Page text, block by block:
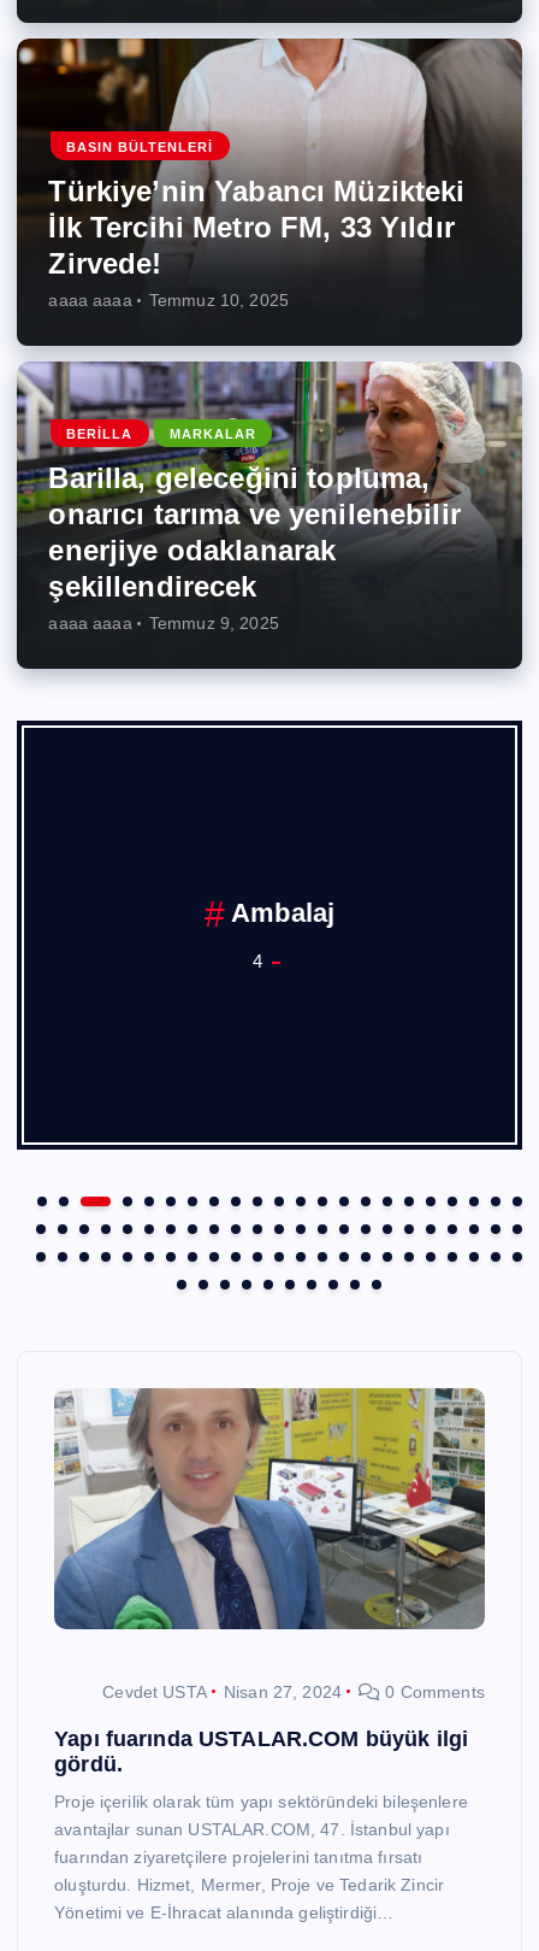
BASIN BÜLTENLERI
Türkiye’nin Yabancı Müzikteki
İlk Tercihi Metro FM, 33 Yıldır
Zirvede!
aaaa aaaa Temmuz 10, 2025
BERILLA MARKALAR
Barilla, geleceğini topluma,
onarıcı tarıma ve yenilenebilir
enerjiye odaklanarak
şekillendirecek
aaaa aaaa Temmuz 9, 2025
Ambalaj
4
Cevdet USTA Nisan 27, 2024 0 Comments
Yapı fuarında USTALAR.COM büyük ilgi
gördü.
Proje içerilik olarak tüm yapı sektöründeki bileşenlere
avantajlar sunan USTALAR.COM, 47. İstanbul yapı
fuarından ziyaretçilere projelerini tanıtma fırsatı
oluşturdu. Hizmet, Mermer, Proje ve Tedarik Zincir
Yönetimi ve E-İhracat alanında geliştirdiği…